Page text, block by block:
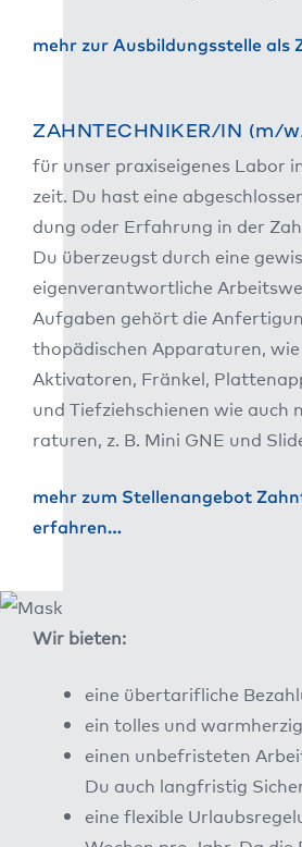
mehr zur Aus­bil­dungs­stel­le als
ZAHNTECHNIKER/IN (m/
für unser pra­xis­ei­ge­nes Labor
zeit. Du hast eine
dung oder Erfah­rung in der
Du über­zeugst durch eine
eigen­ver­ant­wort­li­che
Auf­ga­ben gehört die
tho­pä­di­schen Appa­ra­tu­ren, wie
Akti­va­to­ren, Frän­kel,
und Tief­zieh­schie­nen wie
ra­tu­ren, z. B. Mini GNE und
mehr zum Stel­len­an­ge­bot
erfah­ren…
Wir bie­ten:
eine über­ta­rif­li­che
ein tol­les und
einen unbe­fris­te­ten
Du auch lang­fris­tig
eine fle­xi­ble